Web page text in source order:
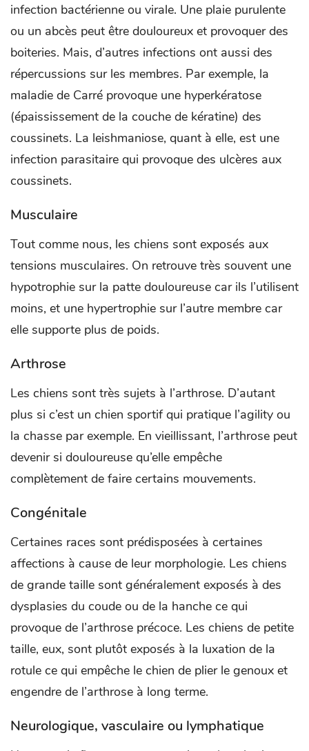
infection bactérienne ou virale. Une plaie purulente
ou un abcès peut être douloureux et provoquer des
boiteries. Mais, d’autres infections ont aussi des
répercussions sur les membres. Par exemple, la
maladie de Carré provoque une hyperkératose
(épaississement de la couche de kératine) des
coussinets. La leishmaniose, quant à elle, est une
infection parasitaire qui provoque des ulcères aux
coussinets.
Musculaire
Tout comme nous, les chiens sont exposés aux
tensions musculaires. On retrouve très souvent une
hypotrophie sur la patte douloureuse car ils l’utilisent
moins, et une hypertrophie sur l’autre membre car
elle supporte plus de poids.
Arthrose
Les chiens sont très sujets à l’arthrose. D’autant
plus si c’est un chien sportif qui pratique l’agility ou
la chasse par exemple. En vieillissant, l’arthrose peut
devenir si douloureuse qu’elle empêche
complètement de faire certains mouvements.
Congénitale
Certaines races sont prédisposées à certaines
affections à cause de leur morphologie. Les chiens
de grande taille sont généralement exposés à des
dysplasies du coude ou de la hanche ce qui
provoque de l’arthrose précoce. Les chiens de petite
taille, eux, sont plutôt exposés à la luxation de la
rotule ce qui empêche le chien de plier le genoux et
engendre de l’arthrose à long terme.
Neurologique, vasculaire ou lymphatique